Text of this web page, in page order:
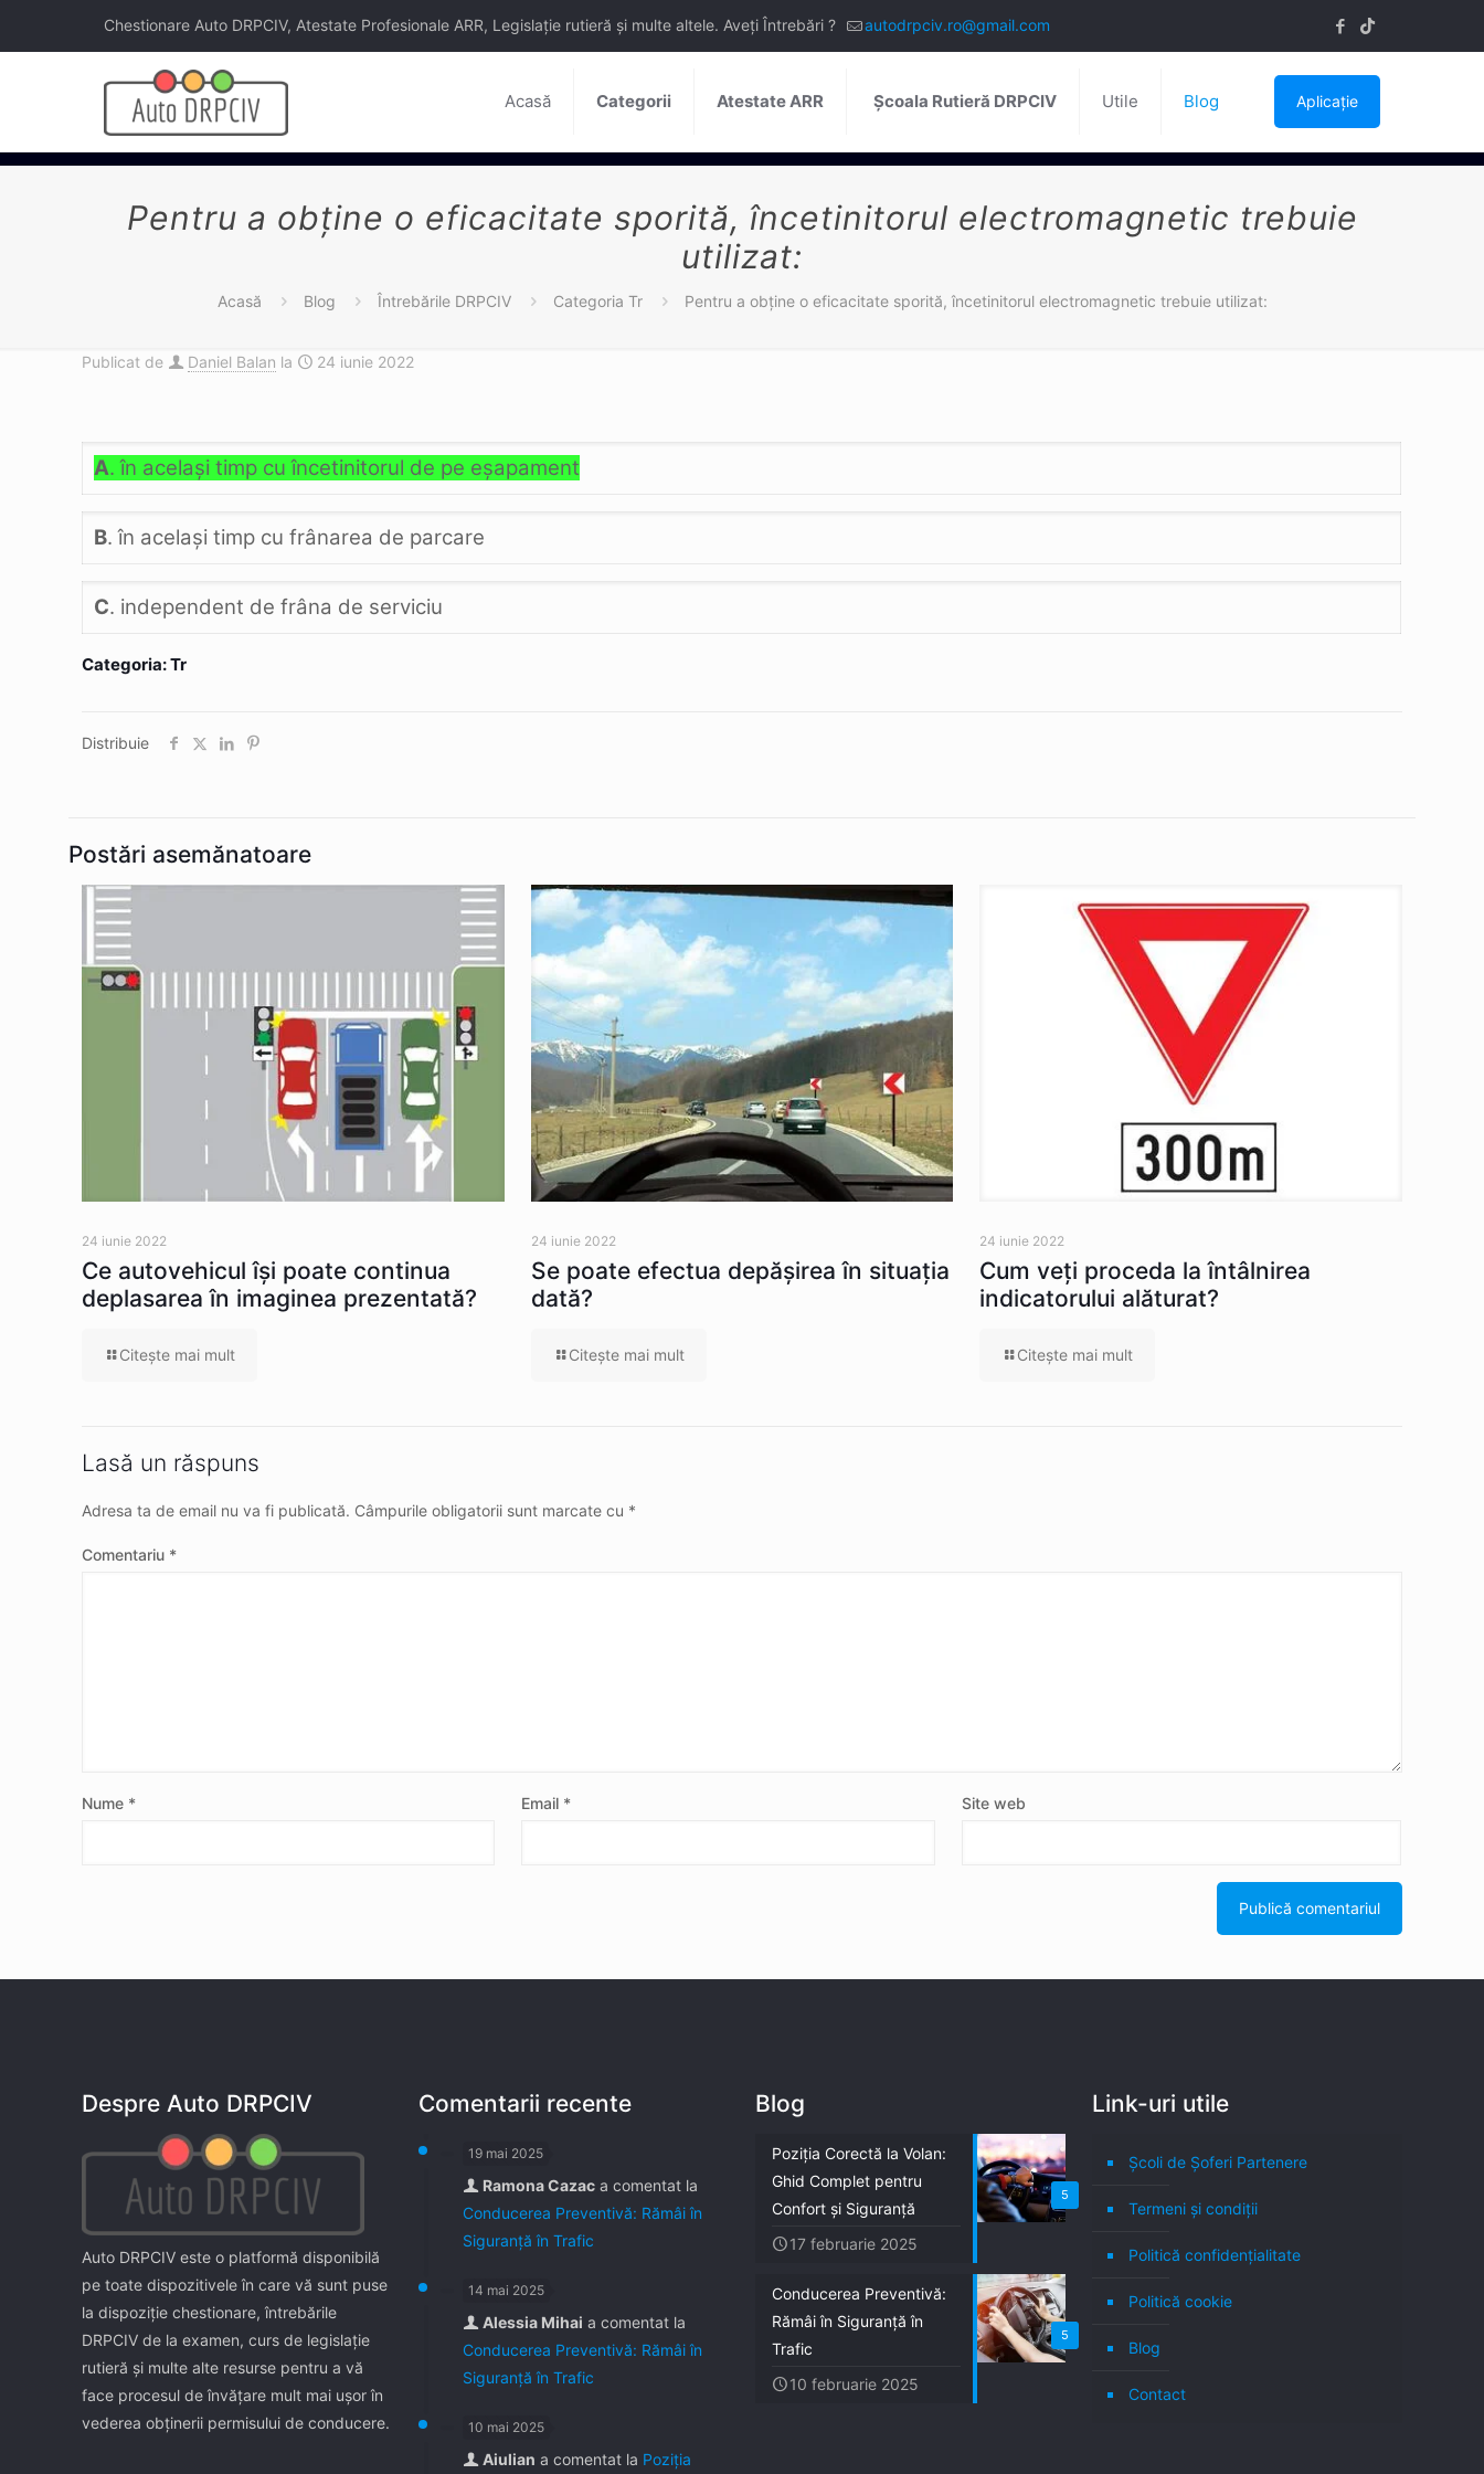
Chestionare Auto DRPCIV, Atestate Profesionale ARR, Legislație rutieră și multe altele. Aveți Întrebări ? autodrpciv.ro@gmail.com
Acasă Categorii Atestate ARR Școala Rutieră DRPCIV Utile Blog Aplicație
Pentru a obţine o eficacitate sporită, încetinitorul electromagnetic trebuie
utilizat:
Acasă Blog Întrebările DRPCIV Categoria Tr Pentru a obţine o eficacitate sporită, încetinitorul electromagnetic trebuie utilizat:
Publicat de Daniel Balan la 24 iunie 2022
A. în acelaşi timp cu încetinitorul de pe eşapament
B. în acelaşi timp cu frânarea de parcare
C. independent de frâna de serviciu
Categoria: Tr
Distribuie
Postări asemănatoare
24 iunie 2022
Ce autovehicul îşi poate continua
deplasarea în imaginea prezentată?
Citeşte mai mult
24 iunie 2022
Se poate efectua depăşirea în situaţia
dată?
Citeşte mai mult
24 iunie 2022
Cum veţi proceda la întâlnirea
indicatorului alăturat?
Citeşte mai mult
Lasă un răspuns
Adresa ta de email nu va fi publicată. Câmpurile obligatorii sunt marcate cu *
Comentariu *
Nume * Email * Site web
Despre Auto DRPCIV
Auto DRPCIV este o platformă disponibilă
pe toate dispozitivele în care vă sunt puse
la dispoziţie chestionare, întrebările
DRPCIV de la examen, curs de legislaţie
rutieră şi multe alte resurse pentru a vă
face procesul de învăţare mult mai uşor în
vederea obţinerii permisului de conducere.
Comentarii recente
19 mai 2025
Ramona Cazac a comentat la
Conducerea Preventivă: Rămâi în
Siguranță în Trafic
14 mai 2025
Alessia Mihai a comentat la
Conducerea Preventivă: Rămâi în
Siguranță în Trafic
10 mai 2025
Aiulian a comentat la Poziția
Blog
5
Poziția Corectă la Volan:
Ghid Complet pentru
Confort și Siguranță
17 februarie 2025
5
Conducerea Preventivă:
Rămâi în Siguranță în
Trafic
10 februarie 2025
Link-uri utile
Școli de Șoferi Partenere
Termeni şi condiţii
Politică confidenţialitate
Politică cookie
Blog
Contact